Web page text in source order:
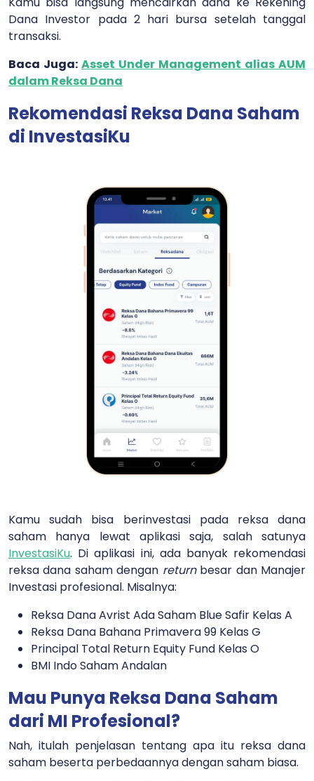
Dana Investor pada 2 hari bursa setelah tanggal
transaksi.
Baca Juga: Asset Under Management alias AUM
dalam Reksa Dana
Rekomendasi Reksa Dana Saham
di InvestasiKu
Kamu sudah bisa berinvestasi pada reksa dana
saham hanya lewat aplikasi saja, salah satunya
InvestasiKu. Di aplikasi ini, ada banyak rekomendasi
reksa dana saham dengan return besar dan Manajer
Investasi profesional. Misalnya:
Reksa Dana Avrist Ada Saham Blue Safir Kelas A
Reksa Dana Bahana Primavera 99 Kelas G
Principal Total Return Equity Fund Kelas O
BMI Indo Saham Andalan
Mau Punya Reksa Dana Saham
dari MI Profesional?
Nah, itulah penjelasan tentang apa itu reksa dana
saham beserta perbedaannya dengan saham biasa.